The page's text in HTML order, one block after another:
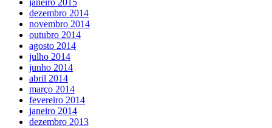
dezembro 2014
novembro 2014
outubro 2014
agosto 2014
julho 2014
junho 2014
abril 2014
março 2014
fevereiro 2014
janeiro 2014
dezembro 2013